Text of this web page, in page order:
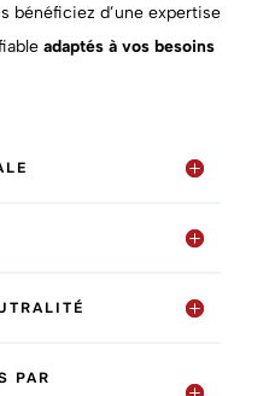
bénéficiez d’une expertise
adaptés à vos besoins
PAR